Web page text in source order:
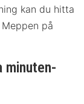
kan du hitta
på
minuten-